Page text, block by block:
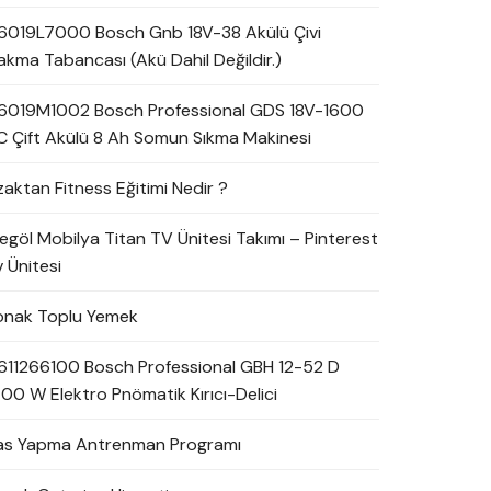
Bosch Gnb 18V-38 Akülü Çivi
Tabancası (Akü Dahil Değildir.)
Bosch Professional GDS 18V-1600
Çift Akülü 8 Ah Somun Sıkma Makinesi
Fitness Eğitimi Nedir ?
Mobilya Titan TV Ünitesi Takımı – Pinterest
Ünitesi
Toplu Yemek
Bosch Professional GBH 12-52 D
W Elektro Pnömatik Kırıcı-Delici
Yapma Antrenman Programı